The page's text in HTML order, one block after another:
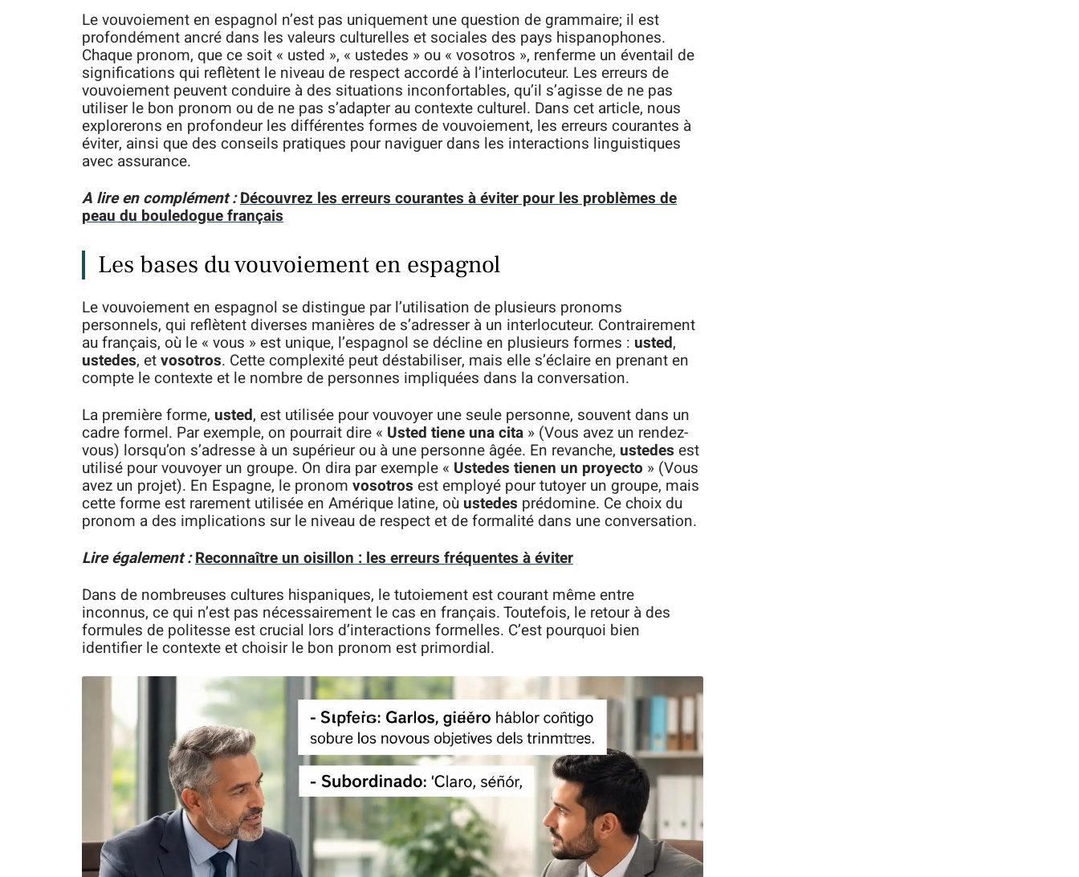
Le vouvoiement en espagnol n’est pas uniquement une question de grammaire; il est
profondément ancré dans les valeurs culturelles et sociales des pays hispanophones.
Chaque pronom, que ce soit « usted », « ustedes » ou « vosotros », renferme un éventail de
significations qui reflètent le niveau de respect accordé à l’interlocuteur. Les erreurs de
vouvoiement peuvent conduire à des situations inconfortables, qu’il s’agisse de ne pas
utiliser le bon pronom ou de ne pas s’adapter au contexte culturel. Dans cet article, nous
explorerons en profondeur les différentes formes de vouvoiement, les erreurs courantes à
éviter, ainsi que des conseils pratiques pour naviguer dans les interactions linguistiques
avec assurance.
A lire en complément :Découvrez les erreurs courantes à éviter pour les problèmes de
peau du bouledogue français
Les bases du vouvoiement en espagnol
Le vouvoiement en espagnol se distingue par l’utilisation de plusieurs pronoms
personnels, qui reflètent diverses manières de s’adresser à un interlocuteur. Contrairement
au français, où le « vous » est unique, l’espagnol se décline en plusieurs formes : usted,
ustedes, etvosotros. Cette complexité peut déstabiliser, mais elle s’éclaire en prenant en
compte le contexte et le nombre de personnes impliquées dans la conversation.
La première forme, usted, est utilisée pour vouvoyer une seule personne, souvent dans un
cadre formel. Par exemple, on pourrait dire « Usted tiene una cita » (Vous avez un rendez-
vous) lorsqu’on s’adresse à un supérieur ou à une personne âgée. En revanche, ustedes est
utilisé pour vouvoyer un groupe. On dira par exemple « Ustedes tienen un proyecto » (Vous
avez un projet). En Espagne, le pronom vosotros est employé pour tutoyer un groupe, mais
cette forme est rarement utilisée en Amérique latine, où ustedes prédomine. Ce choix du
pronom a des implications sur le niveau de respect et de formalité dans une conversation.
Lire également :Reconnaître un oisillon : les erreurs fréquentes à éviter
Dans de nombreuses cultures hispaniques, le tutoiement est courant même entre
inconnus, ce qui n’est pas nécessairement le cas en français. Toutefois, le retour à des
formules de politesse est crucial lors d’interactions formelles. C’est pourquoi bien
identifier le contexte et choisir le bon pronom est primordial.